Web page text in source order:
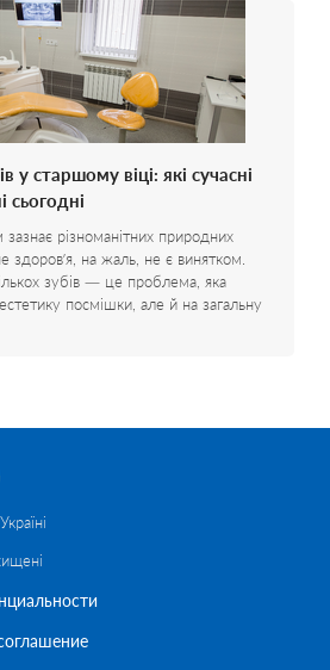
у старшому віці: які сучасні
сьогодні
різноманітних природних
здоров’я, на жаль, не є винятком.
зубів — це проблема, яка
посмішки, але й на загальну